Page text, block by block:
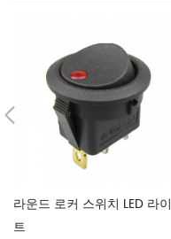
라운드 로커 스위치 LED 라이
트